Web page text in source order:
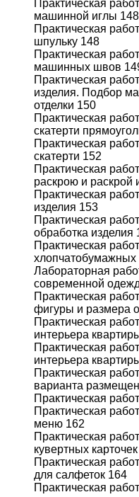
Практическая
машинной иглы 148
Практическая
шпульку 148
Практическая
машинных швов
Практическая
изделия. Подбор
отделки 150
Практическая
скатерти
Практическая
скатерти 152
Практическая
раскрою и раскрой
Практическая
изделия 153
Практическая
обработка изделия
Практическая
хлопчатобумажных
Лабораторная
современной
Практическая
фигуры и размера
Практическая
интерьера
Практическая
интерьера
Практическая
варианта
Практическая
Практическая
меню 162
Практическая
кувертных
Практическая
для салфеток 164
Практическая